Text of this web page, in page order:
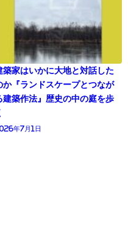
築家はいかに大地と対話した
か『ランドスケープとつなが
建築作法』歴史の中の庭を歩
年7月1日